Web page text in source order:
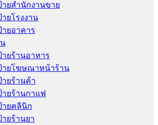
ายสำนักงานขาย
ายโรงงาน
ายอาคาร
ายร้านอาหาร
ายโฆษณาหน้าร้าน
ายร้านค้า
ายร้านกาแฟ
ายคลินิก
ายร้านยา